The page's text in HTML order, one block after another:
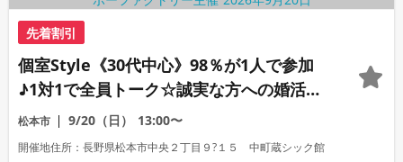
先着割引
個室Style《30代中心》98％が1人で参加
♪1対1で全員トーク☆誠実な方への婚活パ
ーティー
松本市 9/20（日） 13:00〜
開催地住所：長野県松本市中央２丁目９?１５ 中町蔵シック館